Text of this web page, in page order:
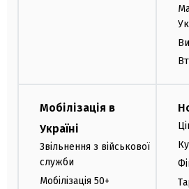
Мобілізація в
Україні
Звільнення з військової
служби
Мобілізація 50+